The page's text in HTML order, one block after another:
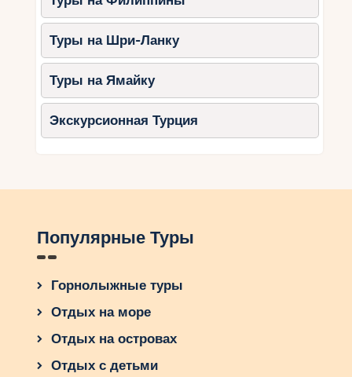
Туры на Шри-Ланку
Туры на Ямайку
Экскурсионная Турция
Популярные Туры
Горнолыжные туры
Отдых на море
Отдых на островах
Отдых с детьми